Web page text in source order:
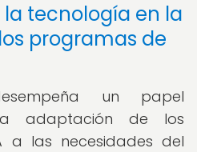
tecnología en la
programas de
un papel
adaptación de los
a las necesidades del